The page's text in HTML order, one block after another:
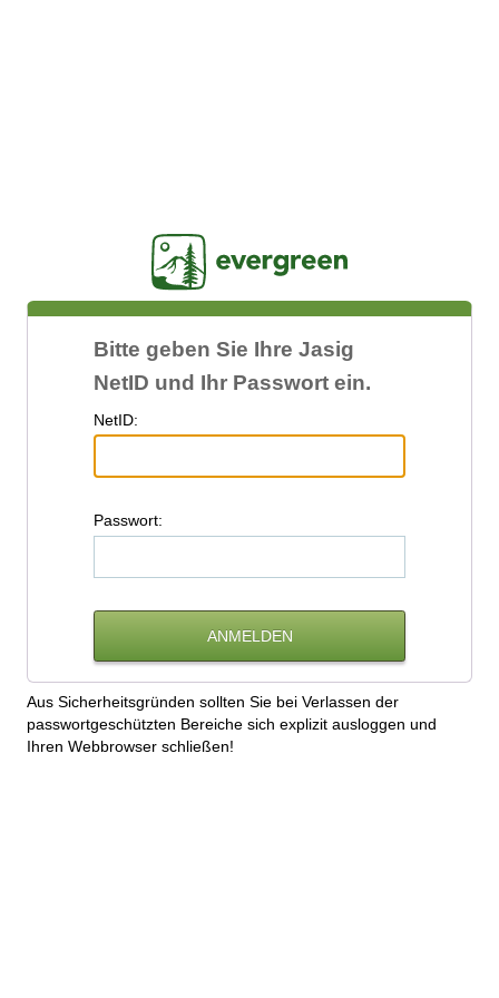
Bitte geben Sie Ihre Jasig
NetID und Ihr Passwort ein.
NetID:
Passwort:
Aus Sicherheitsgründen sollten Sie bei Verlassen der
passwortgeschützten Bereiche sich explizit ausloggen und
Ihren Webbrowser schließen!